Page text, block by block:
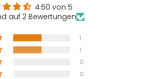
4.50 von 5
auf 2 Bewertungen
1
1
0
0